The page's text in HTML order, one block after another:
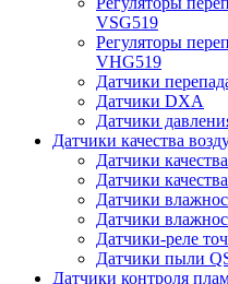
VSG519
Регуляторы
VHG519
Датчики
Датчики DXA
Датчики
Датчики качества
Датчики
Датчики
Датчики
Датчики
Датчики-реле
Датчики пыли
Датчики контроля